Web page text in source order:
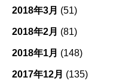
2018年3月 (51)
2018年2月 (81)
2018年1月 (148)
2017年12月 (135)